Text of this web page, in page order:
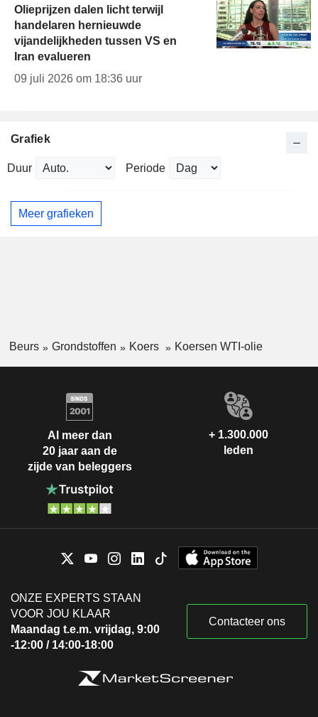
Olieprijzen dalen licht terwijl
handelaren hernieuwde
vijandelijkheden tussen VS en
Iran evalueren
09 juli 2026 om 18:36 uur
Grafiek
Duur Periode
Meer grafieken
Beurs Grondstoffen Koers Koersen WTI-olie
Al meer dan
20 jaar aan de
zijde van beleggers
+ 1.300.000
leden
ONZE EXPERTS STAAN
VOOR JOU KLAAR
Maandag t.e.m. vrijdag, 9:00
-12:00 / 14:00-18:00
Contacteer ons